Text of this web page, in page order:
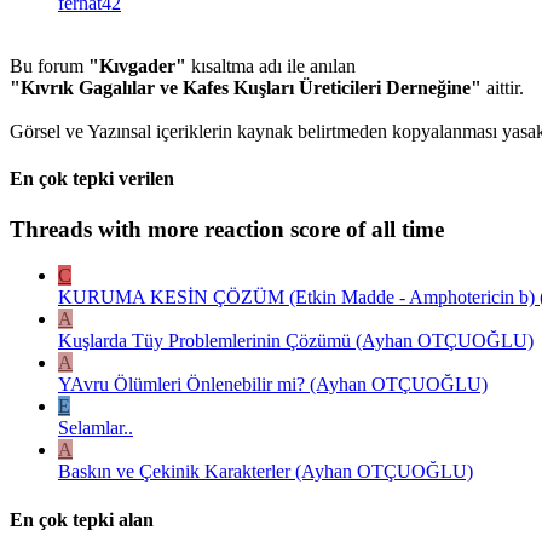
Bu forum "Kıvgader" kısaltma adı ile anılan
"Kıvrık Gagalılar ve Kafes Kuşları Üreticileri Derneğine" aittir.
Görsel ve Yazınsal içeriklerin kaynak belirtmeden kopyalanması
En çok tepki verilen
Threads with more reaction score of all time
C
KURUMA KESİN ÇÖZÜM (Etkin Madde - Amphotericin b)
A
Kuşlarda Tüy Problemlerinin Çözümü (Ayhan OTÇUOĞLU)
A
YAvru Ölümleri Önlenebilir mi? (Ayhan OTÇUOĞLU)
E
Selamlar..
A
Baskın ve Çekinik Karakterler (Ayhan OTÇUOĞLU)
En çok tepki alan